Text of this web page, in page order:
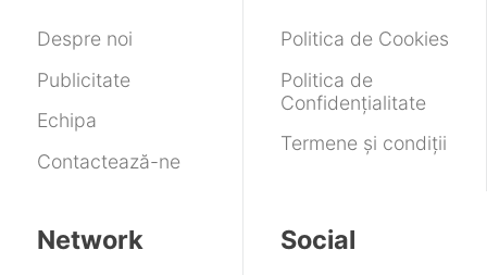
Despre noi
Publicitate
Echipa
Contactează-ne
Politica de Cookies
Politica de
Confidențialitate
Termene și condiții
Network Social